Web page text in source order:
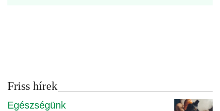
Friss hírek
Egészségünk